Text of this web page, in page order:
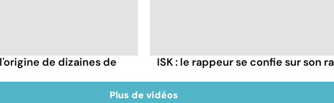
de dizaines de
ISK : le rappeur se confie sur son
Plus de vidéos